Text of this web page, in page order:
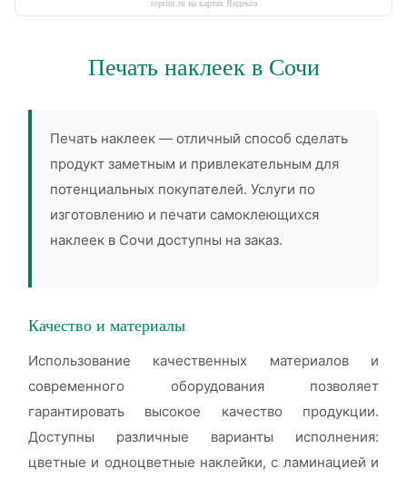
toprint.ru на картах Яндекса
Печать наклеек в Сочи
Печать наклеек — отличный способ сделать
продукт заметным и привлекательным для
потенциальных покупателей. Услуги по
изготовлению и печати самоклеющихся
наклеек в Сочи доступны на заказ.
Качество и материалы
Использование качественных материалов и
современного оборудования позволяет
гарантировать высокое качество продукции.
Доступны различные варианты исполнения:
цветные и одноцветные наклейки, с ламинацией и